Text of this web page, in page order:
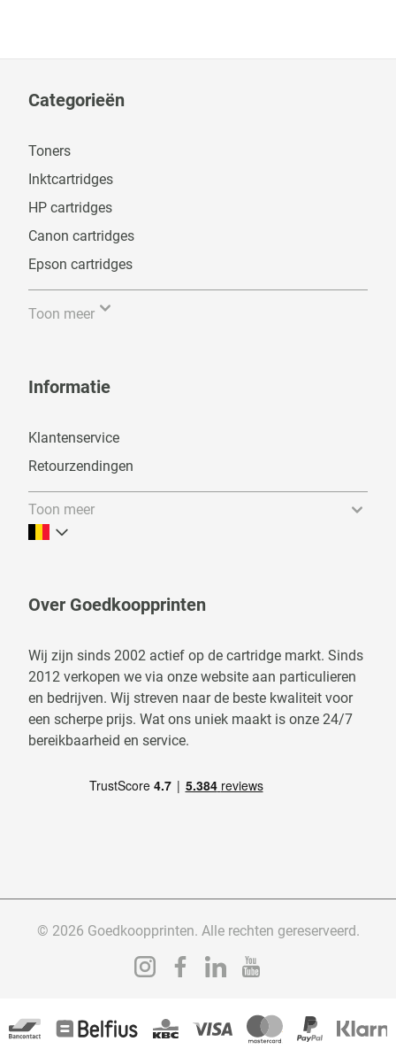
Categorieën
Toners
Inktcartridges
HP cartridges
Canon cartridges
Epson cartridges
Toon meer
Informatie
Klantenservice
Retourzendingen
Toon meer
Over Goedkoopprinten
Wij zijn sinds 2002 actief op de cartridge markt. Sinds
2012 verkopen we via onze website aan particulieren
en bedrijven. Wij streven naar de beste kwaliteit voor
een scherpe prijs. Wat ons uniek maakt is onze 24/7
bereikbaarheid en service.
© 2026 Goedkoopprinten. Alle rechten gereserveerd.